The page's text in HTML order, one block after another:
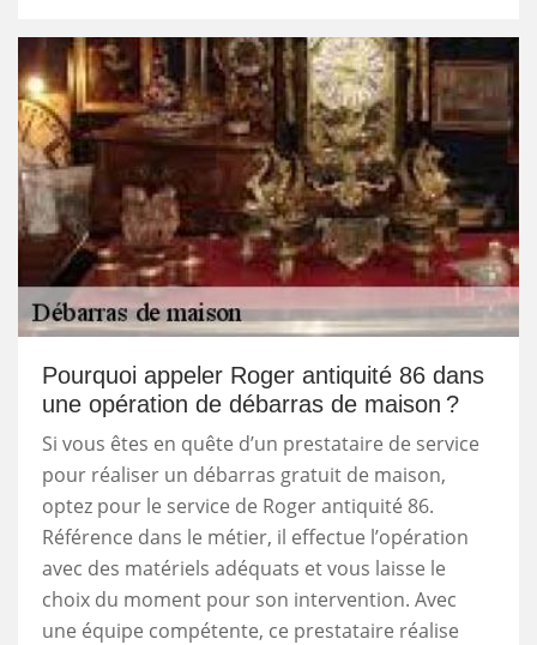
Pourquoi appeler Roger antiquité 86 dans
une opération de débarras de maison ?
Si vous êtes en quête d’un prestataire de service
pour réaliser un débarras gratuit de maison,
optez pour le service de Roger antiquité 86.
Référence dans le métier, il effectue l’opération
avec des matériels adéquats et vous laisse le
choix du moment pour son intervention. Avec
une équipe compétente, ce prestataire réalise